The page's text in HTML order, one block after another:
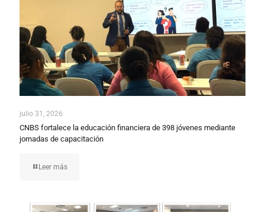
julio 31, 2026
CNBS fortalece la educación financiera de 398 jóvenes mediante
jornadas de capacitación
Leer más